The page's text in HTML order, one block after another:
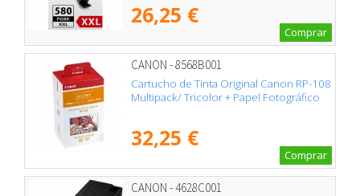
26,25 €
Comprar
CANON - 8568B001
Cartucho de Tinta Original Canon RP-108
Multipack/ Tricolor + Papel Fotográfico
32,25 €
Comprar
CANON - 4628C001